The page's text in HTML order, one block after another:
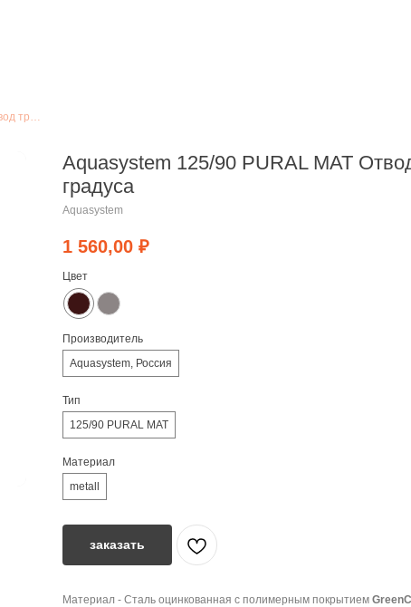
Aquasystem 125/90 PURAL MAT
градуса
Aquasystem
1 560,00 ₽
Цвет
Производитель
Aquasystem, Россия
Тип
125/90 PURAL MAT
Материал
metall
заказать
Материал - Сталь оцинкованная с полимерным покрытием